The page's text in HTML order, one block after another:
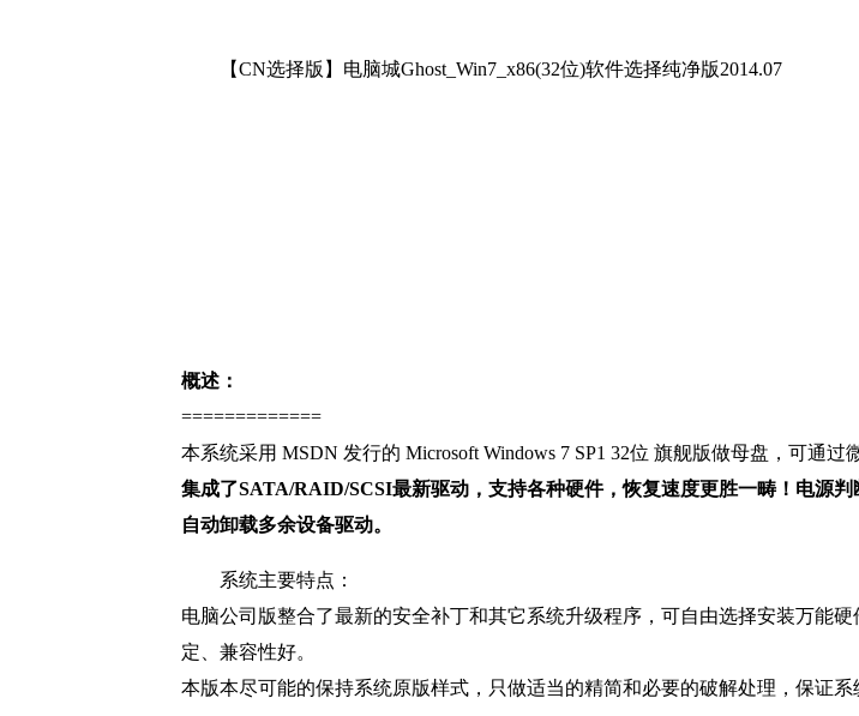
【CN选择版】电脑城Ghost_Win7_x86(32位)软件选择纯净版2014.07
概述：
=============
本系统采用 MSDN 发行的 Microsoft Windows 7 SP1 32位 旗舰版做母盘，可通
集成了SATA/RAID/SCSI最新驱动，支持各种硬件，恢复速度更胜一畴！电源
自动卸载多余设备驱动。
系统主要特点：
电脑公司版整合了最新的安全补丁和其它系统升级程序，可自由选择安装万能
定、兼容性好。
本版本尽可能的保持系统原版样式，只做适当的精简和必要的破解处理，保证